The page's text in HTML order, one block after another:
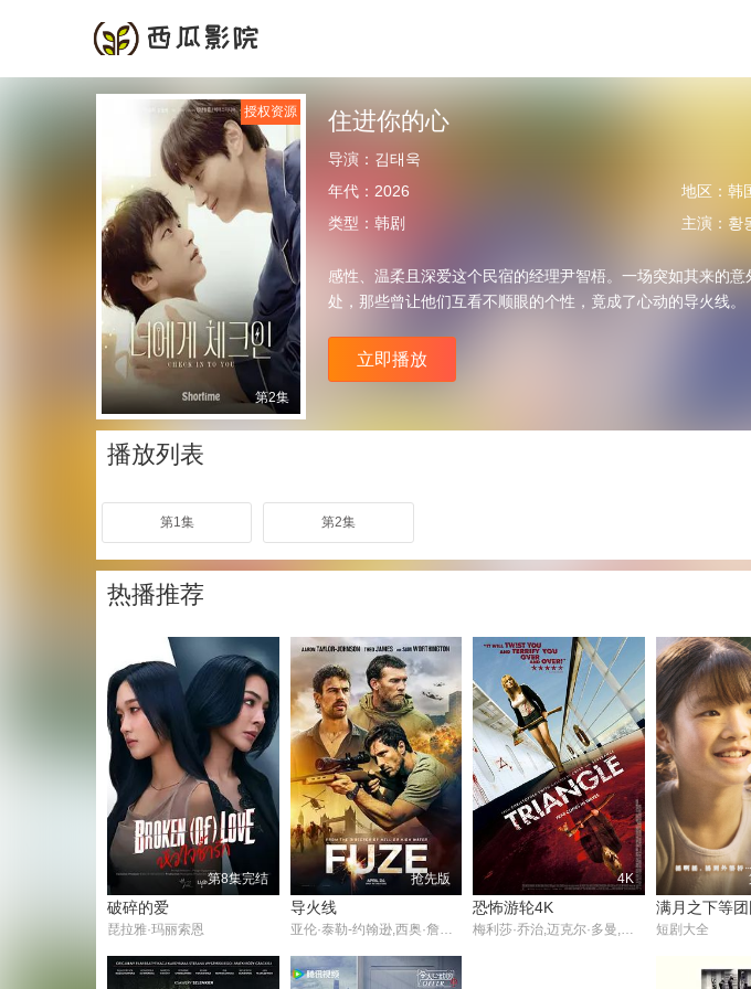
第2集
授权资源 住进你的心
导演： 김태욱
年代： 2026 地区： 韩
类型： 韩剧 主演： 황
感性、温柔且深爱这个民宿的经理尹智梧。一场突如其来的
处，那些曾让他们互看不顺眼的个性，竟成了心动的导火线。
立即播放
播放列表
第1集 第2集
热播推荐
第8集完结
破碎的爱
琵拉雅·玛丽索恩
抢先版
导火线
4K
恐怖游轮4K 满月之下等团
短剧大全